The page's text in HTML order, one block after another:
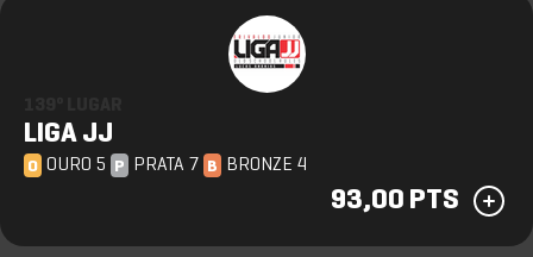
LIGA JJ
O OURO 5 P PRATA 7 B BRONZE 4
93,00 PTS